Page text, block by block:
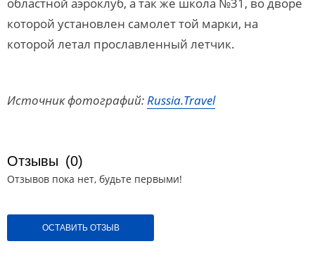
которой установлен самолет той марки, на
которой летал прославленный летчик.
Источник фотографий:Russia.Travel
Отзывы (0)
Отзывов пока нет, будьте первыми!
ОСТАВИТЬ ОТЗЫВ